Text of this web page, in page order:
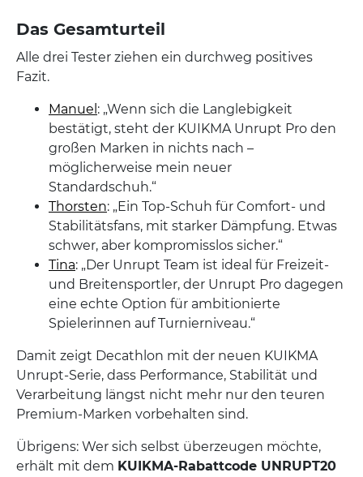
Das Gesamturteil
Alle drei Tester ziehen ein durchweg positives
Fazit.
Manuel : „Wenn sich die Langlebigkeit
bestätigt, steht der KUIKMA Unrupt Pro den
großen Marken in nichts nach –
möglicherweise mein neuer
Standardschuh.“
Thorsten: „Ein Top-Schuh für Comfort- und
Stabilitätsfans, mit starker Dämpfung. Etwas
schwer, aber kompromisslos sicher.“
Tina: „Der Unrupt Team ist ideal für Freizeit-
und Breitensportler, der Unrupt Pro dagegen
eine echte Option für ambitionierte
Spielerinnen auf Turnierniveau.“
Damit zeigt Decathlon mit der neuen KUIKMA
Unrupt-Serie, dass Performance, Stabilität und
Verarbeitung längst nicht mehr nur den teuren
Premium-Marken vorbehalten sind.
Übrigens: Wer sich selbst überzeugen möchte,
erhält mit dem KUIKMA-Rabattcode UNRUPT20